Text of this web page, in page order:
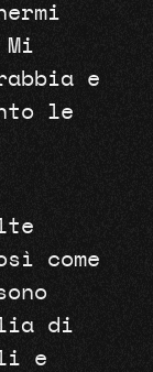
e
le
come
di
e